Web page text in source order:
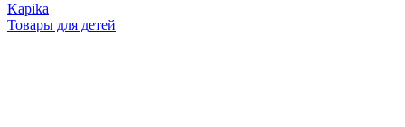
Kapika
Товары для детей